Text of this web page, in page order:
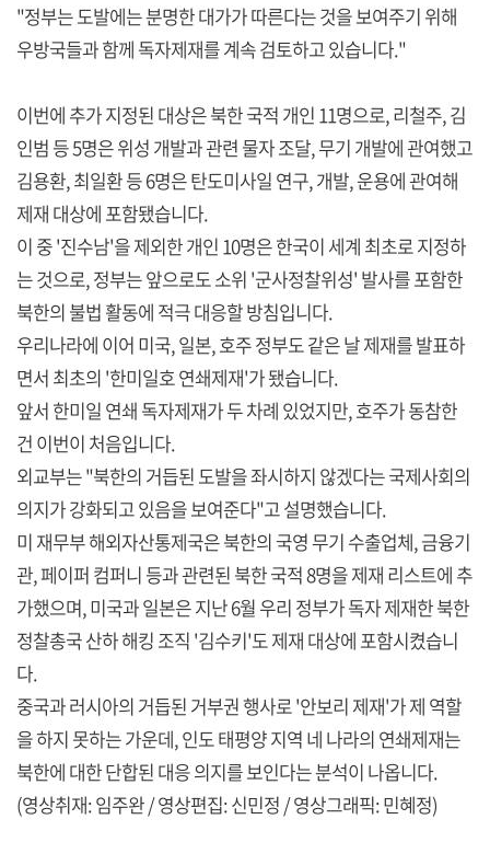
"정부는 도발에는 분명한 대가가 따른다는 것을 보여주기 위해
우방국들과 함께 독자제재를 계속 검토하고 있습니다."
이번에 추가 지정된 대상은 북한 국적 개인 11명으로, 리철주, 김
인범 등 5명은 위성 개발과 관련 물자 조달, 무기 개발에 관여했고
김용환, 최일환 등 6명은 탄도미사일 연구, 개발, 운용에 관여해
제재 대상에 포함됐습니다.
이 중 '진수남'을 제외한 개인 10명은 한국이 세계 최초로 지정하
는 것으로, 정부는 앞으로도 소위 '군사정찰위성' 발사를 포함한
북한의 불법 활동에 적극 대응할 방침입니다.
우리나라에 이어 미국, 일본, 호주 정부도 같은 날 제재를 발표하
면서 최초의 '한미일호 연쇄제재'가 됐습니다.
앞서 한미일 연쇄 독자제재가 두 차례 있었지만, 호주가 동참한
건 이번이 처음입니다.
외교부는 "북한의 거듭된 도발을 좌시하지 않겠다는 국제사회의
의지가 강화되고 있음을 보여준다"고 설명했습니다.
미 재무부 해외자산통제국은 북한의 국영 무기 수출업체, 금융기
관, 페이퍼 컴퍼니 등과 관련된 북한 국적 8명을 제재 리스트에 추
가했으며, 미국과 일본은 지난 6월 우리 정부가 독자 제재한 북한
정찰총국 산하 해킹 조직 '김수키'도 제재 대상에 포함시켰습니
다.
중국과 러시아의 거듭된 거부권 행사로 '안보리 제재'가 제 역할
을 하지 못하는 가운데, 인도 태평양 지역 네 나라의 연쇄제재는
북한에 대한 단합된 대응 의지를 보인다는 분석이 나옵니다.
(영상취재: 임주완 / 영상편집: 신민정 / 영상그래픽: 민혜정)